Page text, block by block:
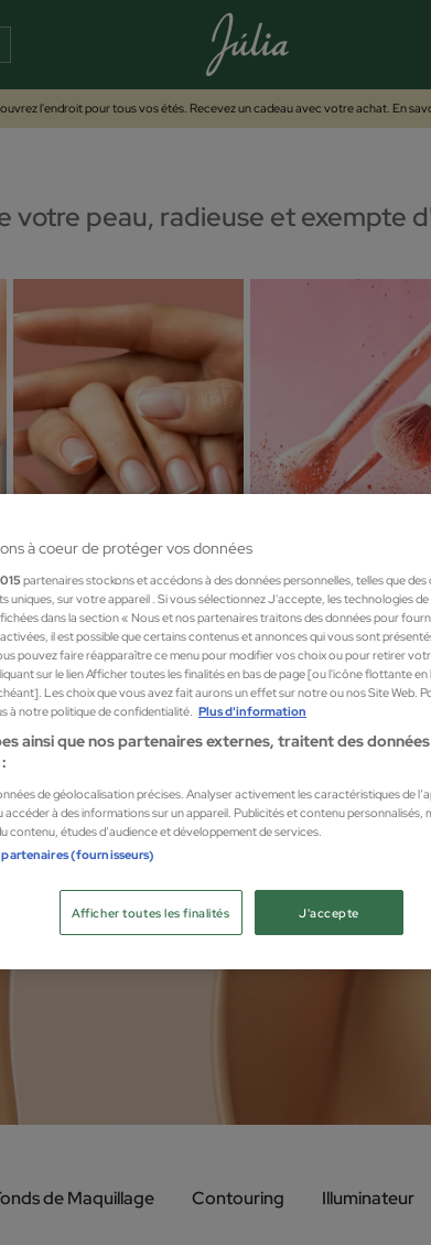
l'endroit pour tous vos étés. Recevez un cadeau avec votre achat. En
votre peau, radieuse et exempte
Ongles Accessoires
de Maquillage Contouring Illuminateur
à coeur de protéger vos données
partenaires stockons et accédons à des données personnelles, telles que
uniques, sur votre appareil . Si vous sélectionnez J'accepte, les technologies
dans la section « Nous et nos partenaires traitons des données pour
il est possible que certains contenus et annonces qui vous sont
pouvez faire réapparaître ce menu pour modifier vos choix ou pour retirer
sur le lien Afficher toutes les finalités en bas de page [ou l'icône flottante en
Les choix que vous avez fait aurons un effet sur notre ou nos Site Web.
à notre politique de confidentialité. Plus d'information
ainsi que nos partenaires externes, traitent des
de géolocalisation précises. Analyser activement les caractéristiques de
à des informations sur un appareil. Publicités et contenu personnalisés,
contenu, études d’audience et développement de services.
(fournisseurs)
J'accepte
Afficher toutes les finalités